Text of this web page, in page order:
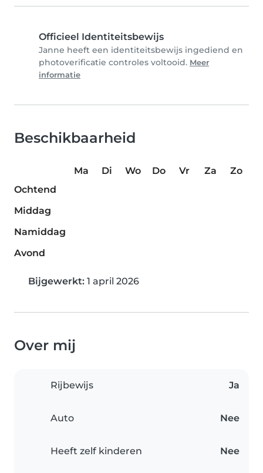
Officieel Identiteitsbewijs
Janne heeft een identiteitsbewijs ingediend en
photoverificatie controles voltooid. Meer
informatie
Beschikbaarheid
Ma Di Wo Do Vr Za
Zo
Ochtend
Middag
Namiddag
Avond
Bijgewerkt: 1 april 2026
Over mij
Rijbewijs Ja
Auto Nee
Heeft zelf kinderen Nee